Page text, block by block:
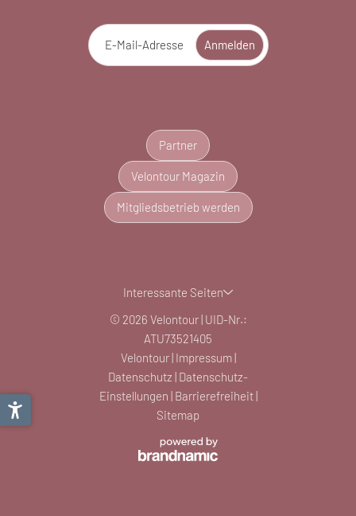
E-Mail-Adresse Anmelden
Partner
Velontour Magazin
Mitgliedsbetrieb werden
Interessante Seiten
© 2026 Velontour| UID-Nr.:
ATU73521405
Velontour| Impressum|
Datenschutz | Datenschutz-
Einstellungen | Barrierefreiheit|
Sitemap